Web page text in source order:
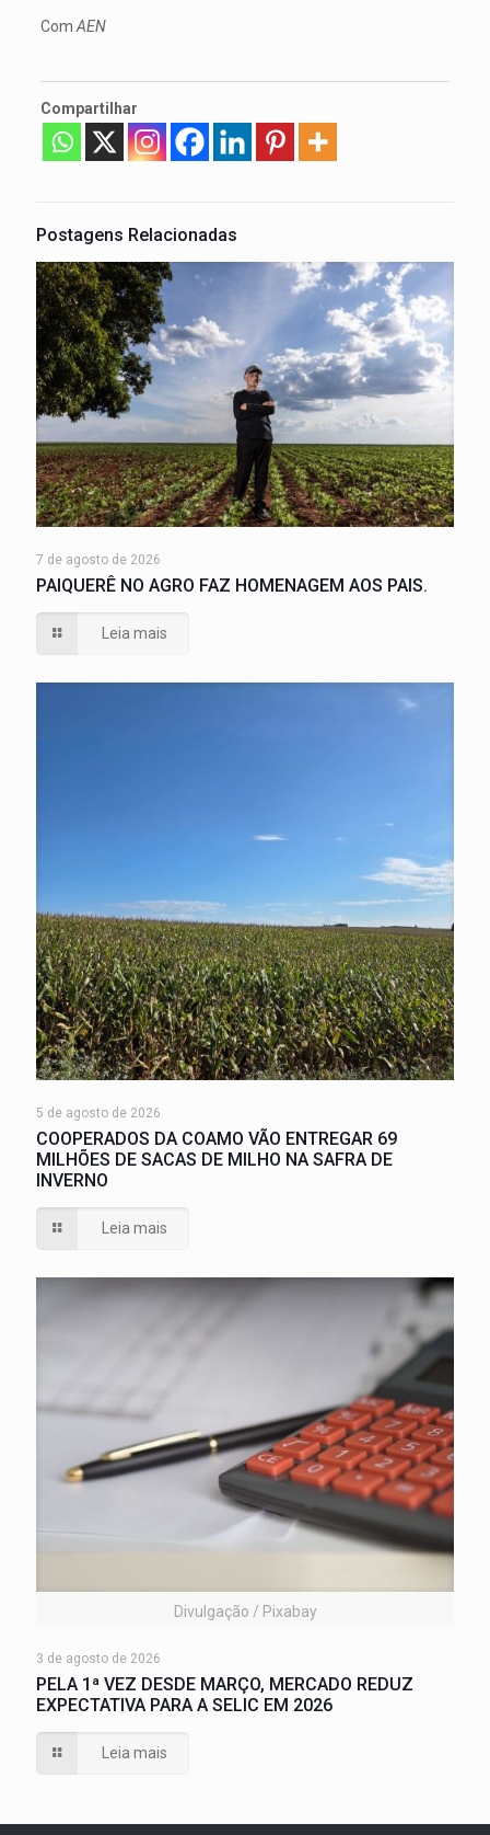
Com AEN
Compartilhar
Postagens Relacionadas
7 de agosto de 2026
PAIQUERÊ NO AGRO FAZ HOMENAGEM AOS PAIS.
Leia mais
5 de agosto de 2026
COOPERADOS DA COAMO VÃO ENTREGAR 69
MILHÕES DE SACAS DE MILHO NA SAFRA DE
INVERNO
Leia mais
Divulgação / Pixabay
3 de agosto de 2026
PELA 1ª VEZ DESDE MARÇO, MERCADO REDUZ
EXPECTATIVA PARA A SELIC EM 2026
Leia mais